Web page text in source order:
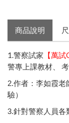
商品說明
1.警察試家 【萬
警專上課教材、
2.作者：李如霞老
驗）
3.針對警察人員各